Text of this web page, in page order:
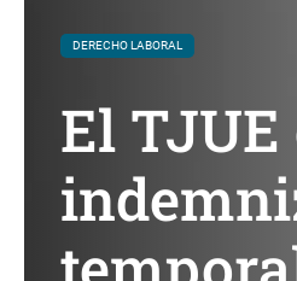
DERECHO LABORAL
El